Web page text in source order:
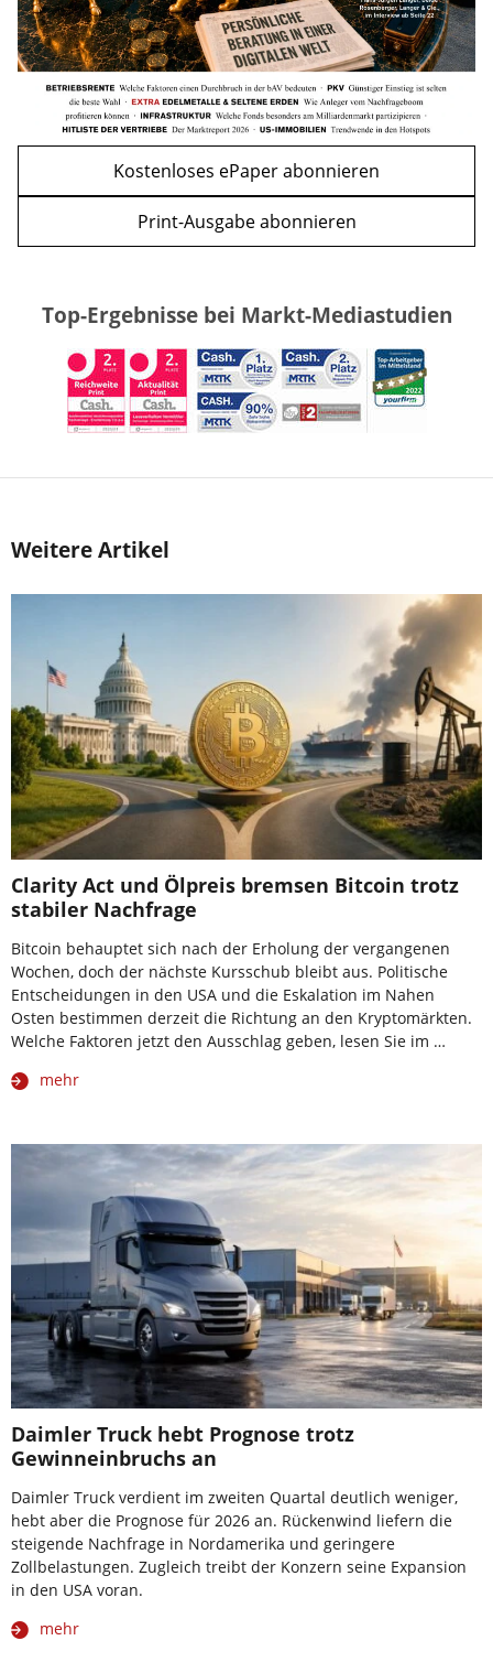
Kostenloses ePaper abonnieren
Print-Ausgabe abonnieren
Top-Ergebnisse bei Markt-Mediastudien
Weitere Artikel
Clarity Act und Ölpreis bremsen Bitcoin trotz
stabiler Nachfrage
Bitcoin behauptet sich nach der Erholung der vergangenen
Wochen, doch der nächste Kursschub bleibt aus. Politische
Entscheidungen in den USA und die Eskalation im Nahen
Osten bestimmen derzeit die Richtung an den Kryptomärkten.
Welche Faktoren jetzt den Ausschlag geben, lesen Sie im …
mehr
Daimler Truck hebt Prognose trotz
Gewinneinbruchs an
Daimler Truck verdient im zweiten Quartal deutlich weniger,
hebt aber die Prognose für 2026 an. Rückenwind liefern die
steigende Nachfrage in Nordamerika und geringere
Zollbelastungen. Zugleich treibt der Konzern seine Expansion
in den USA voran.
mehr